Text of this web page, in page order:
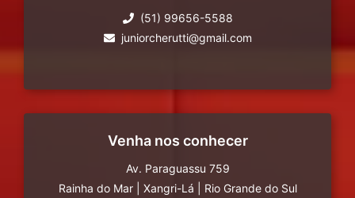
(51) 99656-5588
juniorcherutti@gmail.com
Venha nos conhecer
Av. Paraguassu 759
Rainha do Mar
Xangri-Lá
Rio Grande do Sul